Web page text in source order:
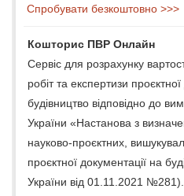
Спробувати безкоштовно >>>
Кошторис ПВР Онлайн
Сервіс для розрахунку
робіт та експертизи
будівництво відповідно до
України «Настанова з
науково-проєктних,
проєктної документації на
України від 01.11.2021 №281).